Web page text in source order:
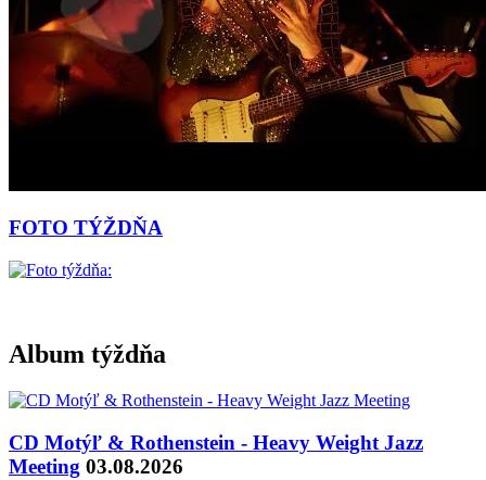
FOTO TÝŽDŇA
Album týždňa
CD Motýľ & Rothenstein - Heavy Weight Jazz
Meeting 03.08.2026